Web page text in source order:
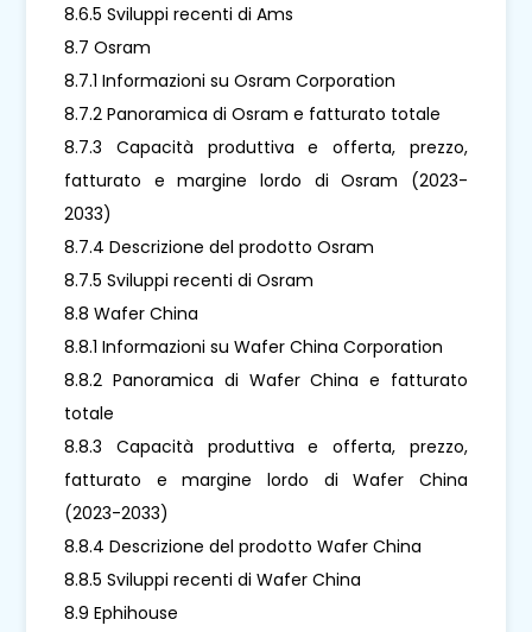
8.6.5 Sviluppi recenti di Ams
8.7 Osram
8.7.1 Informazioni su Osram Corporation
8.7.2 Panoramica di Osram e fatturato totale
8.7.3 Capacità produttiva e offerta, prezzo,
fatturato e margine lordo di Osram (2023-
2033)
8.7.4 Descrizione del prodotto Osram
8.7.5 Sviluppi recenti di Osram
8.8 Wafer China
8.8.1 Informazioni su Wafer China Corporation
8.8.2 Panoramica di Wafer China e fatturato
totale
8.8.3 Capacità produttiva e offerta, prezzo,
fatturato e margine lordo di Wafer China
(2023-2033)
8.8.4 Descrizione del prodotto Wafer China
8.8.5 Sviluppi recenti di Wafer China
8.9 Ephihouse